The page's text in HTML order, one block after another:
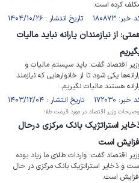
کرده است.
۱۸۰۸۷۳ تاریخ انتشار : ۱۴۰۴/۱۰/۲۶
از نیازمندان یارانه نباید مالیات
اقتصاد گفت: باید سیستم مالیات و
یکی شود تا از خانوار‌هایی که نیازمند
هستند مالیات نگیریم.
۱۷۲۰۳۰ تاریخ انتشار : ۱۴۰۳/۱۲/۰۴
وزیر اقتصاد در مورد قیمت طلا؛
استراتژیک بانک مرکزی درحال
است
اقتصاد گفت: واردات طلای ما زیاد بوده
و ذخایر استراتژیک بانک مرکزی در حال
است.